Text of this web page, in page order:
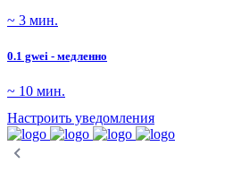
~ 3 мин.
0.1 gwei - медленно
~ 10 мин.
Настроить уведомления